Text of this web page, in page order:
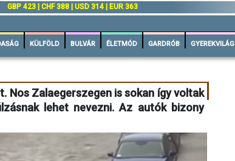
GBP 423 | CHF 388 | USD 314 | EUR 363
KÜLFÖLD BULVÁR ÉLETMÓD GARDRÓB GYEREKVILÁG
Nos Zalaegerszegen is sokan így voltak
lehet nevezni. Az autók bizony